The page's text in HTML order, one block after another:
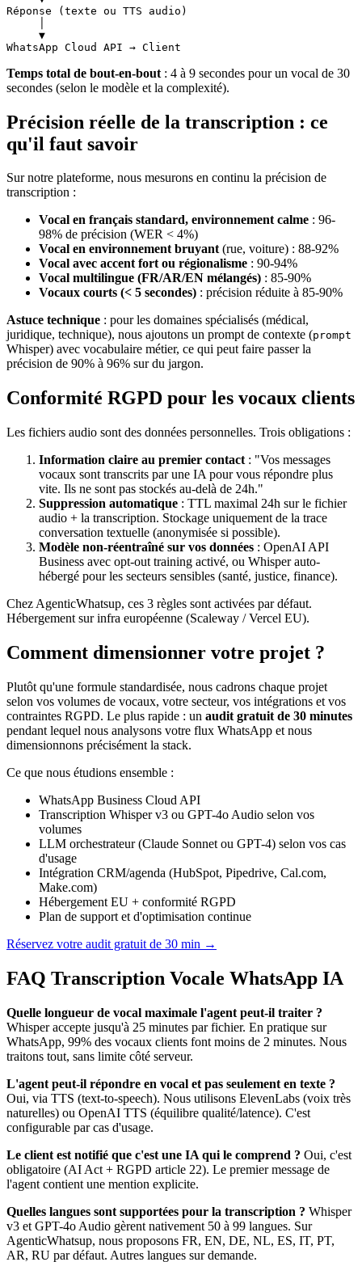
Réponse (texte ou TTS audio)
     ▼
Temps total de bout-en-bout : 4 à 9 secondes pour un vocal de 30
secondes (selon le modèle et la complexité).
Précision réelle de la transcription : ce
qu'il faut savoir
Sur notre plateforme, nous mesurons en continu la précision de
transcription :
Vocal en français standard, environnement calme : 96-
98% de précision (WER < 4%)
Vocal en environnement bruyant(rue, voiture) : 88-92%
Vocal avec accent fort ou régionalisme : 90-94%
Vocal multilingue (FR/AR/EN mélangés) : 85-90%
Vocaux courts (< 5 secondes) : précision réduite à 85-90%
Astuce technique : pour les domaines spécialisés (médical,
juridique, technique), nous ajoutons un prompt de contexte (prompt
Whisper) avec vocabulaire métier, ce qui peut faire passer la
précision de 90% à 96% sur du jargon.
Conformité RGPD pour les vocaux clients
Les fichiers audio sont des données personnelles. Trois obligations :
Information claire au premier contact : "Vos messages
vocaux sont transcrits par une IA pour vous répondre plus
vite. Ils ne sont pas stockés au-delà de 24h."
Suppression automatique : TTL maximal 24h sur le fichier
audio + la transcription. Stockage uniquement de la trace
conversation textuelle (anonymisée si possible).
Modèle non-réentraîné sur vos données : OpenAI API
Business avec opt-out training activé, ou Whisper auto-
hébergé pour les secteurs sensibles (santé, justice, finance).
Chez AgenticWhatsup, ces 3 règles sont activées par défaut.
Hébergement sur infra européenne (Scaleway / Vercel EU).
Comment dimensionner votre projet ?
Plutôt qu'une formule standardisée, nous cadrons chaque projet
selon vos volumes de vocaux, votre secteur, vos intégrations et vos
contraintes RGPD. Le plus rapide : un audit gratuit de 30 minutes
pendant lequel nous analysons votre flux WhatsApp et nous
dimensionnons précisément la stack.
Ce que nous étudions ensemble :
WhatsApp Business Cloud API
Transcription Whisper v3 ou GPT-4o Audio selon vos
volumes
LLM orchestrateur (Claude Sonnet ou GPT-4) selon vos cas
d'usage
Intégration CRM/agenda (HubSpot, Pipedrive, Cal.com,
Make.com)
Hébergement EU + conformité RGPD
Plan de support et d'optimisation continue
Réservez votre audit gratuit de 30 min →
FAQ Transcription Vocale WhatsApp IA
Quelle longueur de vocal maximale l'agent peut-il traiter ?
Whisper accepte jusqu'à 25 minutes par fichier. En pratique sur
WhatsApp, 99% des vocaux clients font moins de 2 minutes. Nous
traitons tout, sans limite côté serveur.
L'agent peut-il répondre en vocal et pas seulement en texte ?
Oui, via TTS (text-to-speech). Nous utilisons ElevenLabs (voix très
naturelles) ou OpenAI TTS (équilibre qualité/latence). C'est
configurable par cas d'usage.
Le client est notifié que c'est une IA qui le comprend ? Oui, c'est
obligatoire (AI Act + RGPD article 22). Le premier message de
l'agent contient une mention explicite.
Quelles langues sont supportées pour la transcription ? Whisper
v3 et GPT-4o Audio gèrent nativement 50 à 99 langues. Sur
AgenticWhatsup, nous proposons FR, EN, DE, NL, ES, IT, PT,
AR, RU par défaut. Autres langues sur demande.